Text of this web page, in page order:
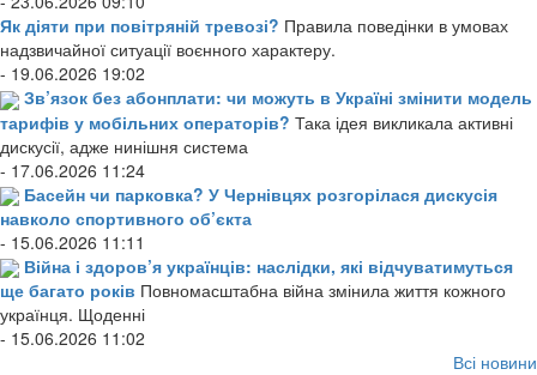
Як діяти при повітряній тревозі? Правила поведінки в умовах
надзвичайної ситуації воєнного характеру.
- 19.06.2026 19:02
Зв’язок без абонплати: чи можуть в Україні змінити модель
тарифів у мобільних операторів? Така ідея викликала активні
дискусії, адже нинішня система
- 17.06.2026 11:24
Басейн чи парковка? У Чернівцях розгорілася дискусія
навколо спортивного об’єкта
- 15.06.2026 11:11
Війна і здоров’я українців: наслідки, які відчуватимуться
ще багато років Повномасштабна війна змінила життя кожного
українця. Щоденні
- 15.06.2026 11:02
Всі новини